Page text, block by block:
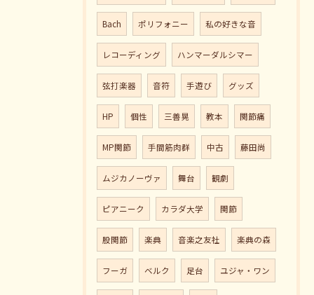
Bach ポリフォニー 私の好きな音
レコーディング ハンマーダルシマー
弦打楽器 音符 手遊び グッズ
HP 個性 三善晃 教本 関節痛
MP関節 手間筋肉群 中古 藤田尚
ムジカノーヴァ 舞台 観劇
ピアニーク カラダ大学 関節
股関節 楽典 音楽之友社 楽典の森
フーガ ベルク 足台 ユジャ・ワン